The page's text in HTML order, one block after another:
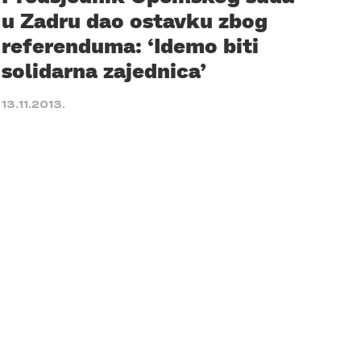
u Zadru dao ostavku zbog
referenduma: ‘Idemo biti
solidarna zajednica’
13.11.2013.